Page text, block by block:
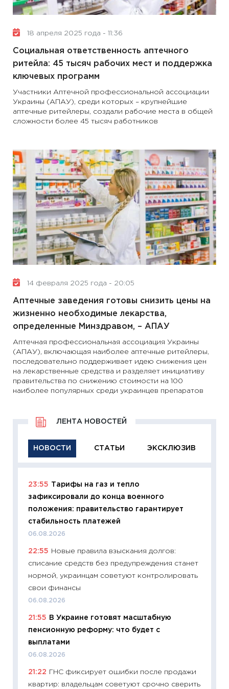
18 апреля 2025 года - 11:36
Социальная ответственность аптечного
ритейла: 45 тысяч рабочих мест и поддержка
ключевых программ
Участники Аптечной профессиональной ассоциации
Украины (АПАУ), среди которых – крупнейшие
аптечные ритейлеры, создали рабочие места в общей
сложности более 45 тысяч работников
14 февраля 2025 года - 20:05
Аптечные заведения готовы снизить цены на
жизненно необходимые лекарства,
определенные Минздравом, – АПАУ
Аптечная профессиональная ассоциация Украины
(АПАУ), включающая наиболее аптечные ритейлеры,
последовательно поддерживает идею снижения цен
на лекарственные средства и разделяет инициативу
правительства по снижению стоимости на 100
наиболее популярных среди украинцев препаратов
НОВОСТИ СТАТЬИ ЭКСКЛЮЗИВ
ЛЕНТА НОВОСТЕЙ
23:55 Тарифы на газ и тепло
зафиксировали до конца военного
положения: правительство гарантирует
стабильность платежей
06.08.2026
22:55
Новые правила взыскания долгов:
списание средств без предупреждения станет
нормой, украинцам советуют контролировать
свои финансы
06.08.2026
21:55
В Украине готовят масштабную
пенсионную реформу: что будет с
выплатами
06.08.2026
21:22
ГНС фиксирует ошибки после продажи
квартир: владельцам советуют срочно сверить